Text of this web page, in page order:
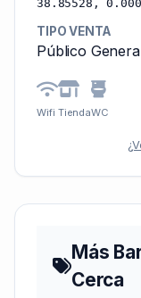
38.85528,
TIPO VENTA
Público
Wifi TiendaWC
Más
Cerca